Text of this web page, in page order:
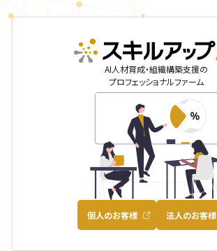
AI人材育成・組織構築支援の
プロフェッショナルファーム
個人のお客様 法人のお客様